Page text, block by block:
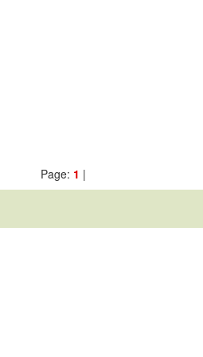
Page: 1 |